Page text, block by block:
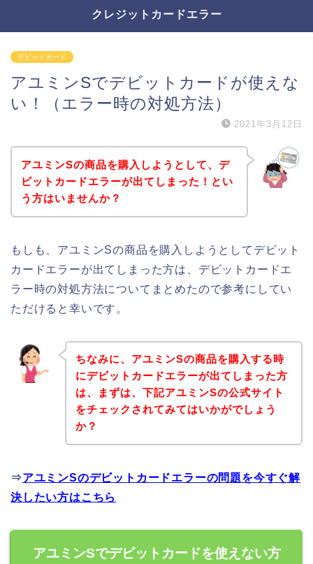
クレジットカードエラー
デビットカード
アユミンSでデビットカードが使えな
い！（エラー時の対処方法）
2021年3月12日
アユミンSの商品を購入しようとして、デ
ビットカードエラーが出てしまった！とい
う方はいませんか？
もしも、アユミンSの商品を購入しようとしてデビット
カードエラーが出てしまった方は、デビットカードエ
ラー時の対処方法についてまとめたので参考にしてい
ただけると幸いです。
ちなみに、アユミンSの商品を購入する時
にデビットカードエラーが出てしまった方
は、まずは、下記アユミンSの公式サイト
をチェックされてみてはいかがでしょう
か？
⇒アユミンSのデビットカードエラーの問題を今すぐ解
決したい方はこちら
アユミンSでデビットカードを使えない方